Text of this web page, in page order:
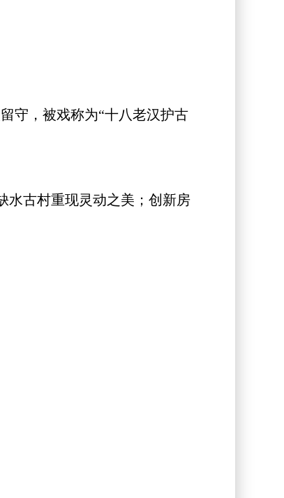
守，被戏称为“十八老汉护古
古村重现灵动之美；创新房